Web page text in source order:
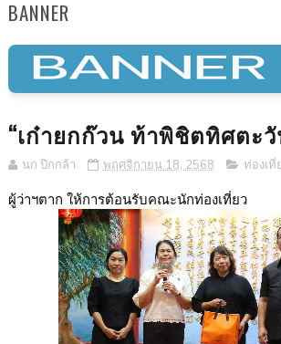
BANNER
“เก๋ายกก๊วน ท้าพิชิตทิศตะ
นก ปีกกล้า พฤศจิกายน 18, 2568 ท่องเที่
ผู้ว่าฯตาก ให้การต้อนรับคณะนักท่องเที่ยว